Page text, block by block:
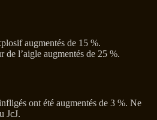
augmentés de 15 %.
de l’aigle augmentés de 25 %.
ont été augmentés de 3 %. Ne
JcJ.